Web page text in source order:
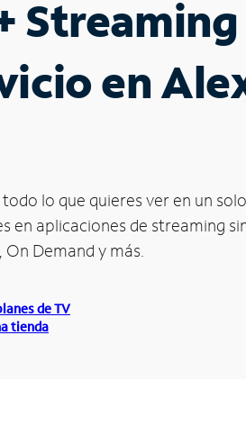
Streaming
en
lo que quieres ver en un
en aplicaciones de streaming
On Demand y más.
de TV
tienda